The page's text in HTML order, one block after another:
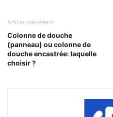
Article précédent
Colonne de douche
(panneau) ou colonne de
douche encastrée: laquelle
choisir ?